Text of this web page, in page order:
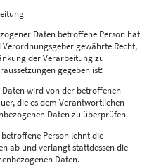
Daten betroffene Person hat
gewährte Recht,
der Verarbeitung zu
gegeben ist:
wird von der betroffenen
die es dem Verantwortlichen
Daten zu überprüfen.
Person lehnt die
ab und verlangt stattdessen die
Daten.